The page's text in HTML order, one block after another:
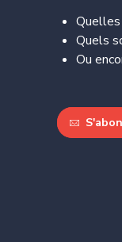
Quels
Ou